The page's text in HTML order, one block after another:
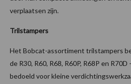
verplaatsen zijn.
Trilstampers
Het Bobcat-assortiment trilstampers
de R30, R60, R68, R60P, R68P en
bedoeld voor kleine